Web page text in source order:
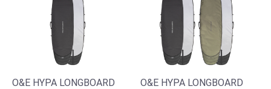
O&E HYPA LONGBOARD
O&E HYPA LONGBOARD